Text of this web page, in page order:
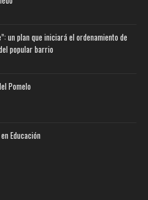
un plan que iniciará el ordenamiento de
popular barrio
Pomelo
Educación